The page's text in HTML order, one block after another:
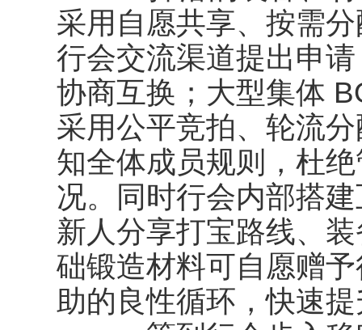
采用自愿共享、按需
行会交流渠道提出申
协商互换；大型集体
采用公平竞拍、轮流
知全体成员规则，杜
况。同时行会内部搭
新人分享打宝路线、
础锻造材料可自愿赠
助的良性循环，快速